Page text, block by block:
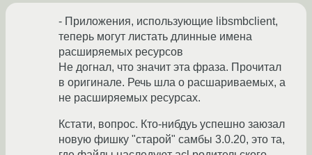
- Приложения, использующие libsmbclient,
теперь могут листать длинные имена
расширяемых ресурсов
Не догнал, что значит эта фраза. Прочитал
в оригинале. Речь шла о расшариваемых, а
не расширяемых ресурсах.
Кстати, вопрос. Кто-нибдуь успешно заюзал
новую фишку "старой" самбы 3.0.20, это та,